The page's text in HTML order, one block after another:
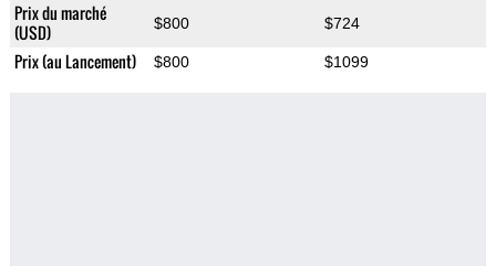
Prix du marché
(USD)
$800 $724
Prix (au Lancement) $800 $1099